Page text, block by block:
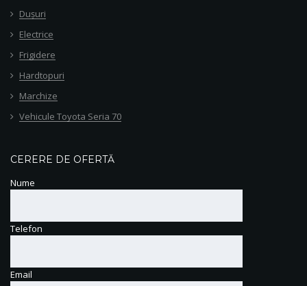
Dușuri
Electrice
Frigidere
Hardtopuri
Marchize
Vehicule Toyota Seria 70
CERERE DE OFERTĂ
Nume
Telefon
Email